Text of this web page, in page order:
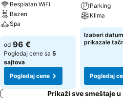
Besplatan WiFi
Bazen
Spa
od 96 €
Pogledaj cene sa 5
sajtova
Pogledaj cene
Parking
Klima
Izaberi
prikazale
Pogledaj
Prikaži sve smeštaje u